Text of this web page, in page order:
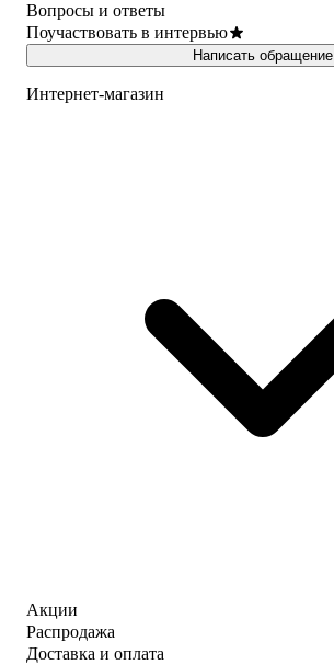
Вопросы и ответы
Поучаствовать в интервью
Написать обращение
Интернет-магазин
Акции
Распродажа
Доставка и оплата